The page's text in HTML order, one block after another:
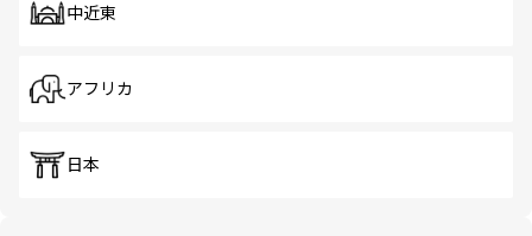
中近東
アフリカ
日本